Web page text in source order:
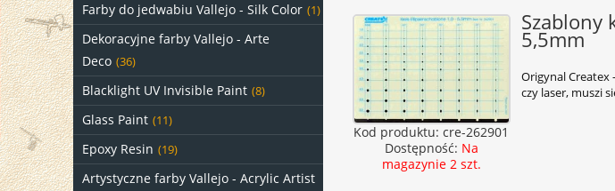
Farby do jedwabiu Vallejo - Silk Color (1)
Dekoracyjne farby Vallejo - Arte
Deco (36)
Blacklight UV Invisible Paint (8)
Glass Paint (11)
Epoxy Resin (19)
Artystyczne farby Vallejo - Acrylic Artist
Kod produktu: cre-262901
Dostępność: Na
magazynie 2 szt.
Szablony
5,5mm
Origynal Createx
czy laser, muszi